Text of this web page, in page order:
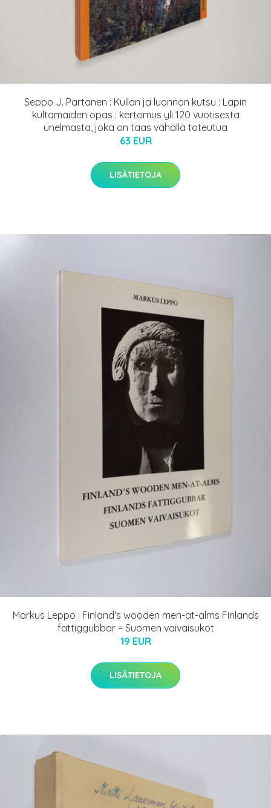
Seppo J. Partanen : Kullan ja luonnon kutsu : Lapin
kultamaiden opas : kertomus yli 120 vuotisesta
unelmasta, joka on taas vähällä toteutua
63 EUR
LISÄTIETOJA
Markus Leppo : Finland's wooden men-at-alms Finlands
fattiggubbar = Suomen vaivaisukot
19 EUR
LISÄTIETOJA